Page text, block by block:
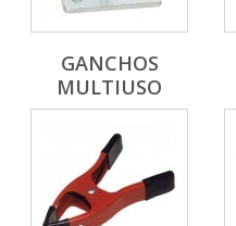
GANCHOS
MULTIUSO